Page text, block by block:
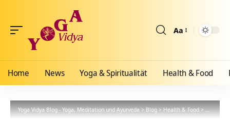
Aa
Home News Yoga & Spiritualität Health & Food
Yoga Vidya Blog - Yoga, Meditation und Ayurveda>Blog>Health & Food>